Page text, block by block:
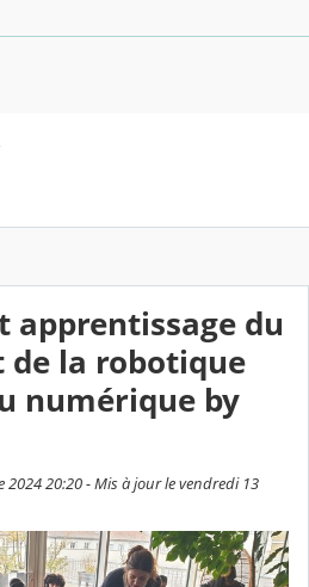
apprentissage du
de la robotique
numérique by
2024 20:20 - Mis à jour le vendredi 13